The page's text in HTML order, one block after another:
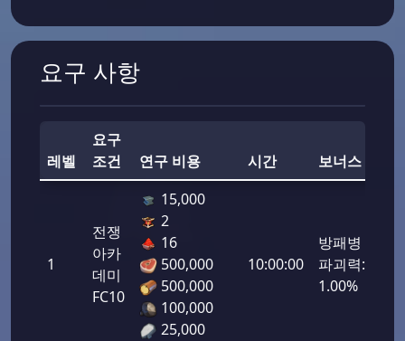
요구 사항
레벨
요구
조건
연구 비용 시간 보너스
1
전쟁
아카
데미
FC10
15,000
2
16
500,000
500,000
100,000
25,000
10:00:00
방패병
파괴력:
1.00%